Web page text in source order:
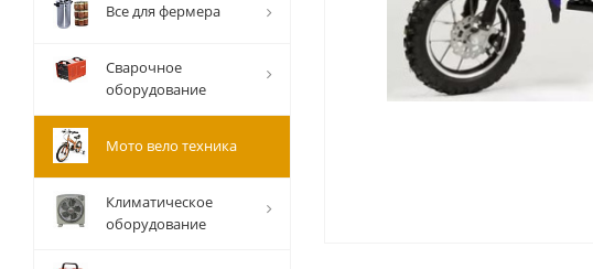
Все для фермера
Сварочное
оборудование
Мото вело техника
Климатическое
оборудование